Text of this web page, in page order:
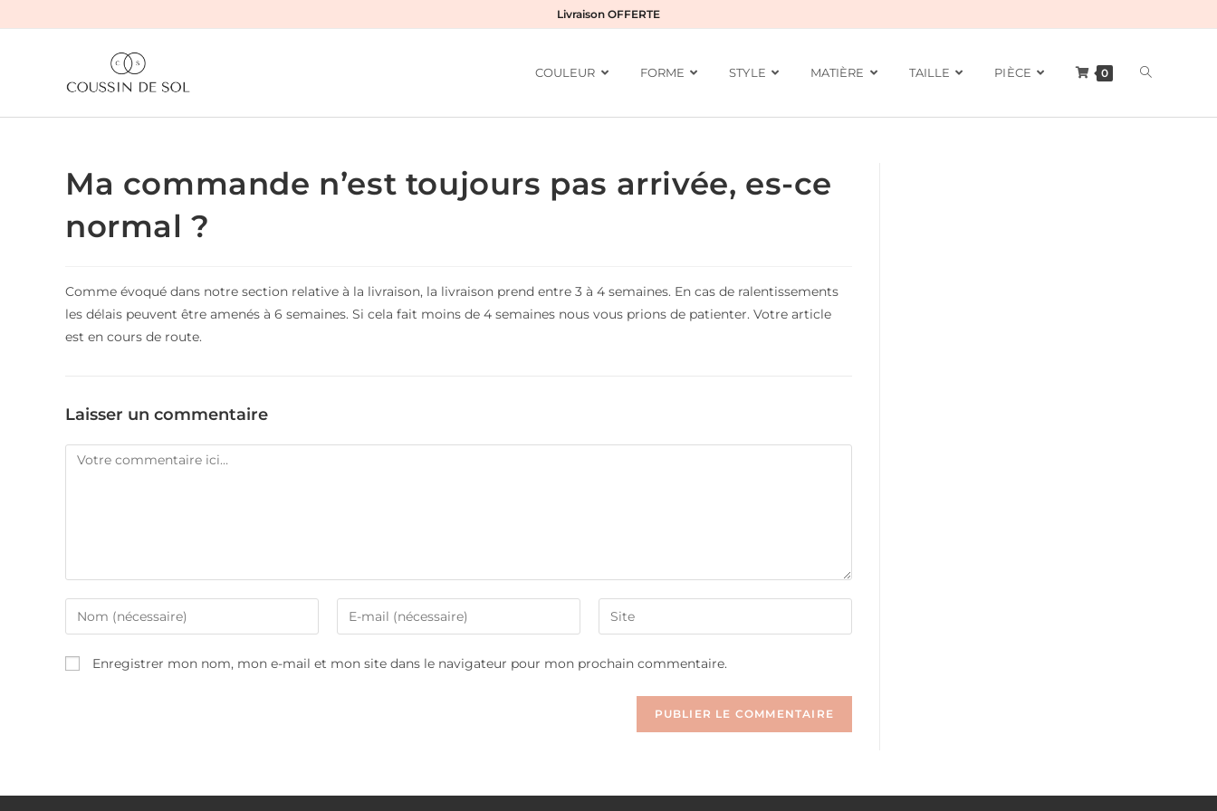
to
Livraison OFFERTE
COULEUR FORME STYLE MATIÈRE TAILLE PIÈCE 0
Ma commande n’est toujours pas arrivée, es-ce
normal ?
Comme évoqué dans notre section relative à la livraison, la livraison prend entre 3 à 4 semaines. En cas de ralentissements
les délais peuvent être amenés à 6 semaines. Si cela fait moins de 4 semaines nous vous prions de patienter. Votre article
est en cours de route.
Laisser un commentaire
Comment
Enter
your
name
or
Enter
your
Enter
your
(optional)
Enregistrer mon nom, mon e-mail et mon site dans le navigateur pour mon prochain commentaire.